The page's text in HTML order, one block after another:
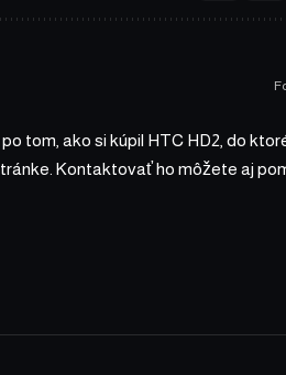
tom, ako si kúpil HTC HD2, do
Kontaktovať ho môžete aj